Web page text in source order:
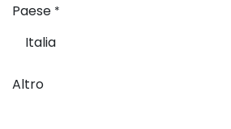
Paese *
Altro